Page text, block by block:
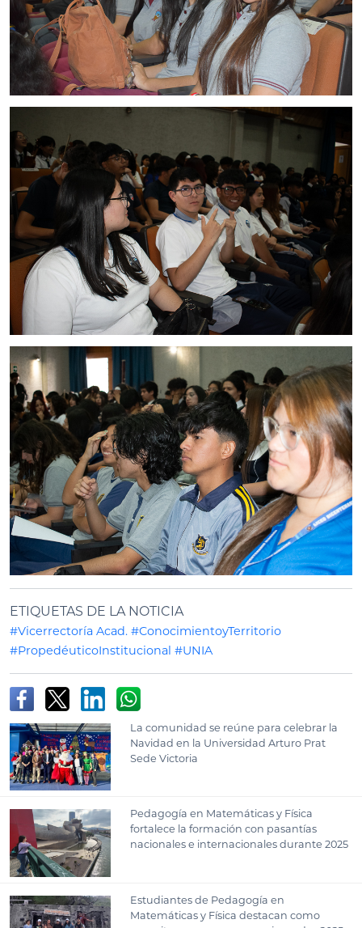
ETIQUETAS DE LA NOTICIA
#Vicerrectoría Acad. #ConocimientoyTerritorio
#PropedéuticoInstitucional #UNIA
La comunidad se reúne para celebrar la
Navidad en la Universidad Arturo Prat
Sede Victoria
Pedagogía en Matemáticas y Física
fortalece la formación con pasantías
nacionales e internacionales durante 2025
Estudiantes de Pedagogía en
Matemáticas y Física destacan como